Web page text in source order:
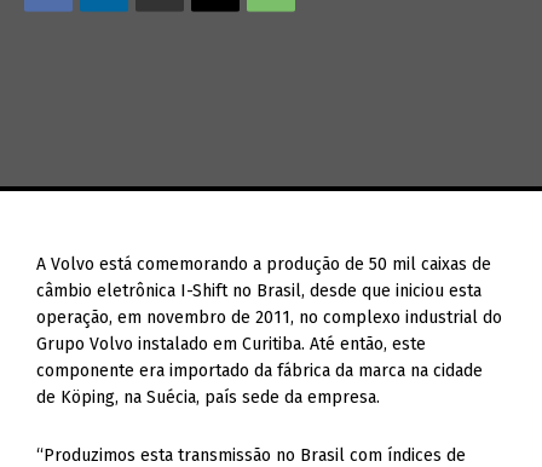
A Volvo está comemorando a produção de 50 mil caixas de
câmbio eletrônica I-Shift no Brasil, desde que iniciou esta
operação, em novembro de 2011, no complexo industrial do
Grupo Volvo instalado em Curitiba. Até então, este
componente era importado da fábrica da marca na cidade
de Köping, na Suécia, país sede da empresa.
“Produzimos esta transmissão no Brasil com índices de